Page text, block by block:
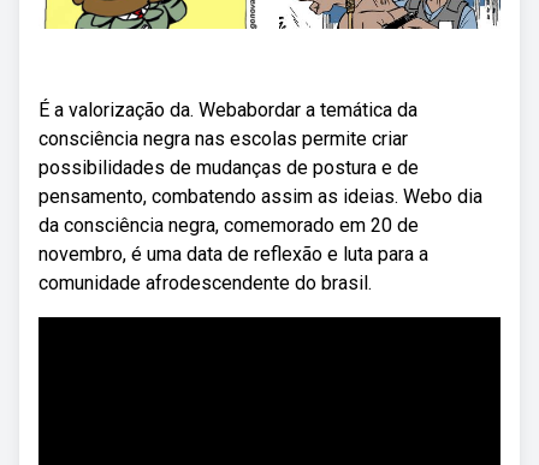
É a valorização da. Webabordar a temática da
consciência negra nas escolas permite criar
possibilidades de mudanças de postura e de
pensamento, combatendo assim as ideias. Webo dia
da consciência negra, comemorado em 20 de
novembro, é uma data de reflexão e luta para a
comunidade afrodescendente do brasil.